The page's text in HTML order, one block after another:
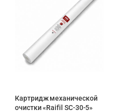
Картридж механической
очистки «Raifil SC-30-5»